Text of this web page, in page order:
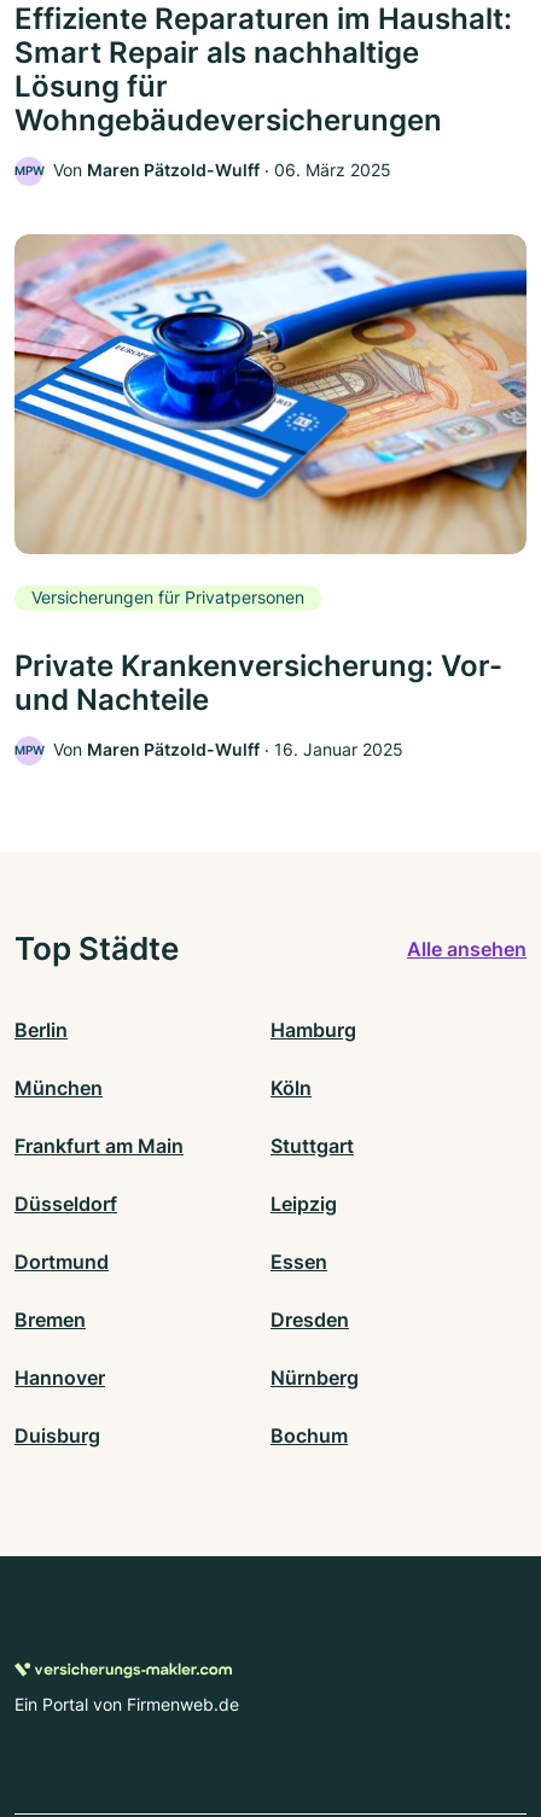
Effiziente Reparaturen im Haushalt:
Smart Repair als nachhaltige
Lösung für
Wohngebäudeversicherungen
MPW Von Maren Pätzold-Wulff ‧ 06. März 2025
Versicherungen für Privatpersonen
Private Krankenversicherung: Vor-
und Nachteile
MPW Von Maren Pätzold-Wulff ‧ 16. Januar 2025
Top Städte Alle ansehen
Berlin Hamburg
München Köln
Frankfurt am Main Stuttgart
Düsseldorf Leipzig
Dortmund Essen
Bremen Dresden
Hannover Nürnberg
Duisburg Bochum
Ein Portal von Firmenweb.de